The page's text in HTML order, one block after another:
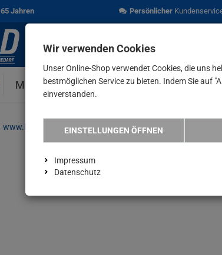
65 Jahren Persönlicher
Marken Aktionen Blog
www.lefeld.de Angebote PROMAT Abzieher Spann-
Wir verwenden Cookies
Unser Online-Shop verwendet Cookies, die uns
bestmöglichen Service zu bieten. Indem Sie auf
einverstanden.
EINSTELLUNGEN ÖFFNEN
Impressum
Datenschutz